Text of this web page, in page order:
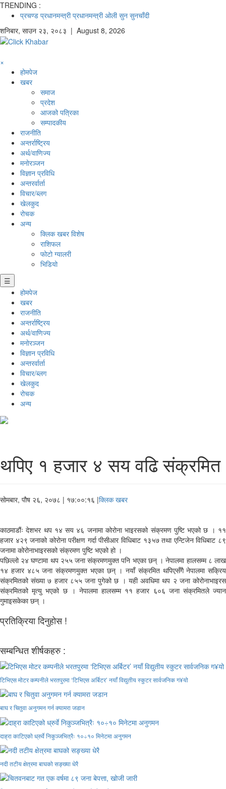
TRENDING :
प्रचण्ड प्रधानमन्त्री प्रधानमन्त्री ओली सुन सुनचाँदी
शनिबार, साउन २३, २०८३ | August 8, 2026
×
होमपेज
खबर
समाज
प्रदेश
आजको पत्रिका
सम्पादकीय
राजनीति
अन्तर्राष्ट्रिय
अर्थ/वाणिज्य
मनाेरञ्जन
विज्ञान प्रविधि
अन्तरर्वार्ता
विचार/ब्लग
खेलकुद
रोचक
अन्य
क्लिक खबर विशेष
राशिफल
फोटो ग्यालरी
भिडियो
☰
होमपेज
खबर
राजनीति
अन्तर्राष्ट्रिय
अर्थ/वाणिज्य
मनाेरञ्जन
विज्ञान प्रविधि
अन्तरर्वार्ता
विचार/ब्लग
खेलकुद
रोचक
अन्य
थपिए १ हजार ४ सय वढि संक्रमित
सोमबार, पौष २६, २०७८ | १७:००:१६ |क्लिक खबर
काठमाडौंः देशभर थप १४ सय ४६ जनामा कोरोना भाइरसको संक्रमण पुष्टि भएको छ । ११
हजार ४२९ जनाको कोरोना परीक्षण गर्दा पीसीआर विधिबाट १३५७ तथा एन्टिजेन विधिबाट ८९
जनामा कोरोनाभाइरसको संक्रमण पुष्टि भएको हो ।
पछिल्लो २४ घण्टामा थप २५५ जना संक्रमणमुक्त पनि भएका छन् । नेपालमा हालसम्म ८ लाख
१४ हजार ४८५ जना संक्रमणमुक्त भएका छन् । नयाँ संक्रमित थपिएसँगै नेपालमा सक्रिय
संक्रमितको संख्या ७ हजार ८५५ जना पुगेको छ । यही अवधिमा थप २ जना कोरोनाभाइरस
संक्रमितको मृत्यु भएको छ । नेपालमा हालसम्म ११ हजार ६०६ जना संक्रमितले ज्यान
गुमाइसकेका छन् ।
प्रतिक्रिया दिनुहोस !
सम्बन्धित शीर्षकहरु :
टिभिएस मोटर कम्पनीले भरतपुरमा ‘टिभिएस अर्बिटर’ नयाँ विद्युतीय स्कुटर सार्वजनिक ग¥यो
बाघ र चितुवा अनुगमन गर्न क्यामरा जडान
दाह्रा काटिएको ध्रुर्वे निकुञ्जभित्रैः १०÷१० मिनेटमा अनुगमन
नदी तटीय क्षेत्रमा बाघको सङ्ख्या धेरै